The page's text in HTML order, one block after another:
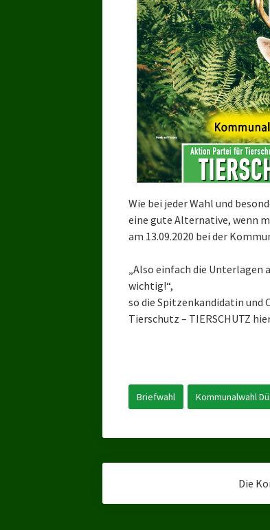
Wie bei jeder Wahl und
eine gute Alternative, wenn
am 13.09.2020 bei der
„Also einfach die Unterlagen
wichtig!“,
so die Spitzenkandidatin
Tierschutz – TIERSCHUTZ
Briefwahl Kommunalwahl
Die